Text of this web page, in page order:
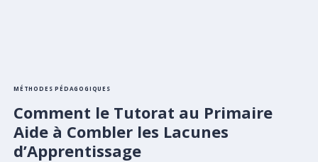
MÉTHODES PÉDAGOGIQUES
Comment le Tutorat au Primaire
Aide à Combler les Lacunes
d’Apprentissage